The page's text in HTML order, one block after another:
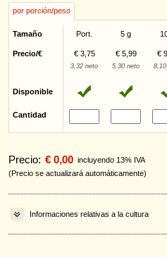
por porción/peso
Tamaño Port. 5 g
Precio/€ € 3,75 € 5,99 €
3,32 neto 5,30 neto
Disponible
Cantidad
Precio: € 0,00 incluyendo 13% IVA
(Precio se actualizará automáticamente)
Informaciones relativas a la cultura